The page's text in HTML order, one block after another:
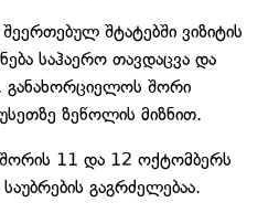
შტატებში ვიზიტის
საჰაერო თავდაცვა და
განახორციელოს შორი
ზეწოლის მიზნით.
11 და 12 ოქტომბერს
გაგრძელებაა.